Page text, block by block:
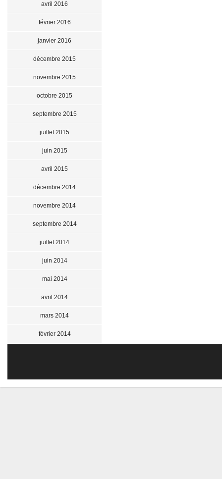
avril 2016
février 2016
janvier 2016
décembre 2015
novembre 2015
octobre 2015
septembre 2015
juillet 2015
juin 2015
avril 2015
décembre 2014
novembre 2014
septembre 2014
juillet 2014
juin 2014
mai 2014
avril 2014
mars 2014
février 2014